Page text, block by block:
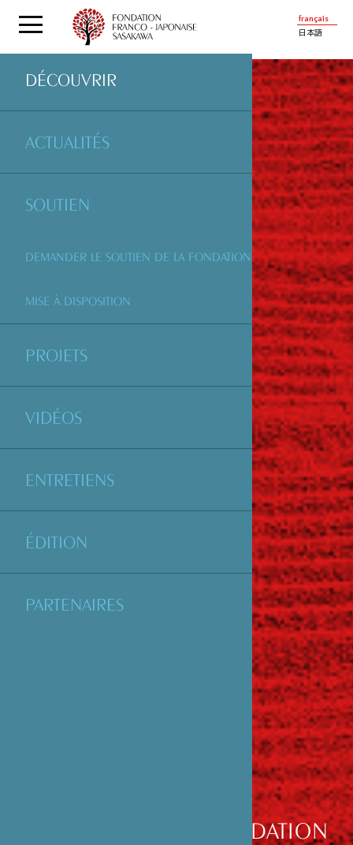
français
日本語
DÉCOUVRIR
ACTUALITÉS
SOUTIEN
DEMANDER LE SOUTIEN DE LA FONDATION
MISE À DISPOSITION
PROJETS
VIDÉOS
ENTRETIENS
ÉDITION
PARTENAIRES
LA FONDATION